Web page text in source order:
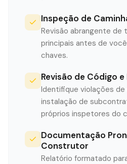
Inspeção de
Revisão abrangente de
principais antes de
chaves.
Revisão de Código
Identifique violações
instalação de
próprios inspetores do
Documentação
Construtor
Relatório formatado